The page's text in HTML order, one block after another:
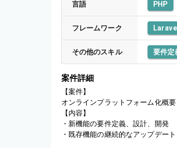
言語 PHP
フレームワーク Laravel
その他のスキル 要件定
案件詳細
【案件】
オンラインプラットフォーム化概要
【内容】
・新機能の要件定義、設計、開発
・既存機能の継続的なアップデート